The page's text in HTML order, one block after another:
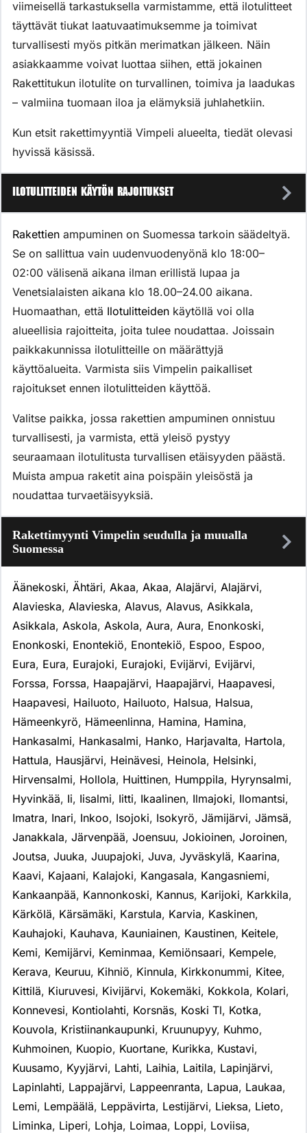
viimeisellä tarkastuksella varmistamme, että ilotulitteet
täyttävät tiukat laatuvaatimuksemme ja toimivat
turvallisesti myös pitkän merimatkan jälkeen. Näin
asiakkaamme voivat luottaa siihen, että jokainen
Rakettitukun ilotulite on turvallinen, toimiva ja laadukas
– valmiina tuomaan iloa ja elämyksiä juhlahetkiin.
Kun etsit rakettimyyntiä Vimpeli alueelta, tiedät olevasi
hyvissä käsissä.
Ilotulitteiden käytön rajoitukset
Rakettien ampuminen on Suomessa tarkoin säädeltyä.
Se on sallittua vain uudenvuodenyönä klo 18:00–
02:00 välisenä aikana ilman erillistä lupaa ja
Venetsialaisten aikana klo 18.00–24.00 aikana.
Huomaathan, että Ilotulitteiden käytöllä voi olla
alueellisia rajoitteita, joita tulee noudattaa. Joissain
paikkakunnissa ilotulitteille on määrättyjä
käyttöalueita. Varmista siis Vimpelin paikalliset
rajoitukset ennen ilotulitteiden käyttöä.
Valitse paikka, jossa rakettien ampuminen onnistuu
turvallisesti, ja varmista, että yleisö pystyy
seuraamaan ilotulitusta turvallisen etäisyyden päästä.
Muista ampua raketit aina poispäin yleisöstä ja
noudattaa turvaetäisyyksiä.
Rakettimyynti Vimpelin seudulla ja muualla
Suomessa
Äänekoski, Ähtäri, Akaa, Akaa, Alajärvi, Alajärvi,
Alavieska, Alavieska, Alavus, Alavus, Asikkala,
Asikkala, Askola, Askola, Aura, Aura, Enonkoski,
Enonkoski, Enontekiö, Enontekiö, Espoo, Espoo,
Eura, Eura, Eurajoki, Eurajoki, Evijärvi, Evijärvi,
Forssa, Forssa, Haapajärvi, Haapajärvi, Haapavesi,
Haapavesi, Hailuoto, Hailuoto, Halsua, Halsua,
Hämeenkyrö, Hämeenlinna, Hamina, Hamina,
Hankasalmi, Hankasalmi, Hanko, Harjavalta, Hartola,
Hattula, Hausjärvi, Heinävesi, Heinola, Helsinki,
Hirvensalmi, Hollola, Huittinen, Humppila, Hyrynsalmi,
Hyvinkää, Ii, Iisalmi, Iitti, Ikaalinen, Ilmajoki, Ilomantsi,
Imatra, Inari, Inkoo, Isojoki, Isokyrö, Jämijärvi, Jämsä,
Janakkala, Järvenpää, Joensuu, Jokioinen, Joroinen,
Joutsa, Juuka, Juupajoki, Juva, Jyväskylä, Kaarina,
Kaavi, Kajaani, Kalajoki, Kangasala, Kangasniemi,
Kankaanpää, Kannonkoski, Kannus, Karijoki, Karkkila,
Kärkölä, Kärsämäki, Karstula, Karvia, Kaskinen,
Kauhajoki, Kauhava, Kauniainen, Kaustinen, Keitele,
Kemi, Kemijärvi, Keminmaa, Kemiönsaari, Kempele,
Kerava, Keuruu, Kihniö, Kinnula, Kirkkonummi, Kitee,
Kittilä, Kiuruvesi, Kivijärvi, Kokemäki, Kokkola, Kolari,
Konnevesi, Kontiolahti, Korsnäs, Koski Tl, Kotka,
Kouvola, Kristiinankaupunki, Kruunupyy, Kuhmo,
Kuhmoinen, Kuopio, Kuortane, Kurikka, Kustavi,
Kuusamo, Kyyjärvi, Lahti, Laihia, Laitila, Lapinjärvi,
Lapinlahti, Lappajärvi, Lappeenranta, Lapua, Laukaa,
Lemi, Lempäälä, Leppävirta, Lestijärvi, Lieksa, Lieto,
Liminka, Liperi, Lohja, Loimaa, Loppi, Loviisa,